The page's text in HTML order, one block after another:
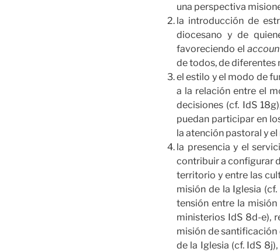
una perspectiva
la introducción de
diocesano y de
favoreciendo el
de todos, de diferentes
el estilo y el modo de
a la relación entre el
decisiones (cf. IdS
puedan participar en
la atención pastoral y
la presencia y el
contribuir a configurar
territorio y entre las
misión de la Iglesia
tensión entre la
ministerios IdS 8d-e),
misión de
de la Iglesia (cf. IdS